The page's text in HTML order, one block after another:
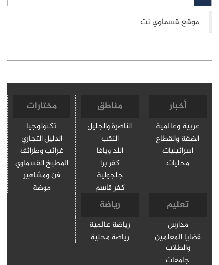
أخبار
عربية وعالمية
الضفة والقطاع
اسرائيليات
محليات
مناطق
الناصرة والجليل
النقب
اللد ويافا
كفر برا
جلجولية
كفر قاسم
مختارات
تكنولوجيا
الدليل التجاري
غرائب وطرائف
المطبخ القسماوي
فن ومشاهير
موضة
تعليم
مدارس
قضايا المعلمين
والطلاب
جامعات
رياضة
رياضة عالمية
رياضة محلية